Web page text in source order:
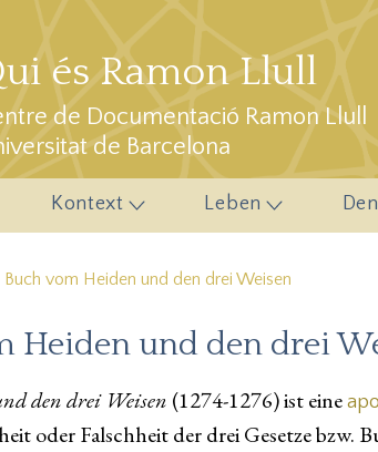
és Ramon Llull
de Documentació Ramon Llull
de Barcelona
Kontext Leben
Buch vom Heiden und den drei Weisen
Heiden und den drei
den drei Weisen (1274-1276) ist eine
oder Falschheit der drei Gesetze